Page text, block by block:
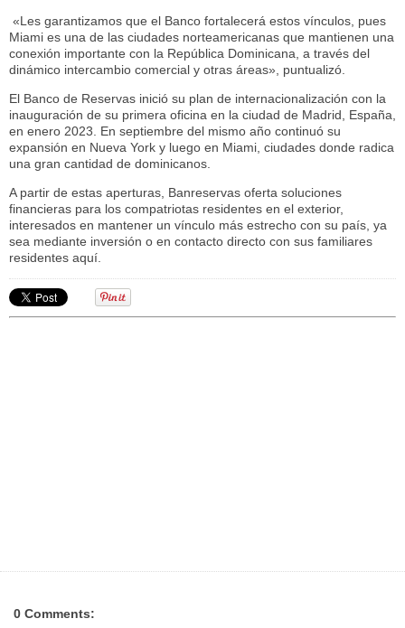
«Les garantizamos que el Banco fortalecerá estos vínculos, pues
Miami es una de las ciudades norteamericanas que mantienen una
conexión importante con la República Dominicana, a través del
dinámico intercambio comercial y otras áreas», puntualizó.
El Banco de Reservas inició su plan de internacionalización con la
inauguración de su primera oficina en la ciudad de Madrid, España,
en enero 2023. En septiembre del mismo año continuó su
expansión en Nueva York y luego en Miami, ciudades donde radica
una gran cantidad de dominicanos.
A partir de estas aperturas, Banreservas oferta soluciones
financieras para los compatriotas residentes en el exterior,
interesados en mantener un vínculo más estrecho con su país, ya
sea mediante inversión o en contacto directo con sus familiares
residentes aquí.
0 Comments: